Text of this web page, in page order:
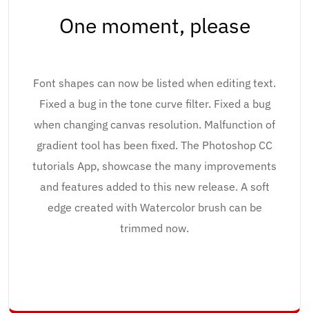
One moment, please
Font shapes can now be listed when editing text.
Fixed a bug in the tone curve filter. Fixed a bug
when changing canvas resolution. Malfunction of
gradient tool has been fixed. The Photoshop CC
tutorials App, showcase the many improvements
and features added to this new release. A soft
edge created with Watercolor brush can be
trimmed now.